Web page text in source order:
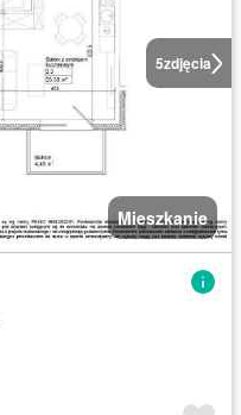
5zdjęcia
Mieszkanie